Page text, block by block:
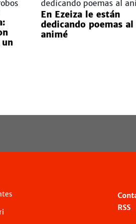
En Ezeiza le están
dedicando poemas al
animé
RSS